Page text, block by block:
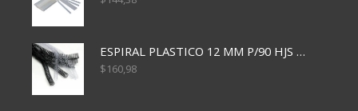
ESPIRAL PLASTICO 12 MM P/90 HJS X50X1500
$160,98